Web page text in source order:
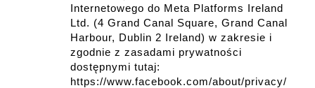
Internetowego do Meta Platforms Ireland
Ltd. (4 Grand Canal Square, Grand Canal
Harbour, Dublin 2 Ireland) w zakresie i
zgodnie z zasadami prywatności
dostępnymi tutaj:
https://www.facebook.com/about/privacy/